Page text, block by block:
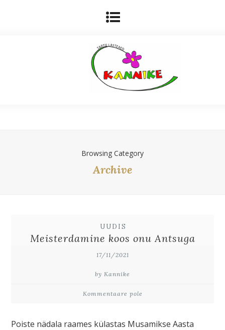
Browsing Category
Archive
UUDIS
Meisterdamine koos onu Antsuga
17/11/2021
by Kannike
Kommentaare pole
Poiste nädala raames külastas Musamikse Aasta